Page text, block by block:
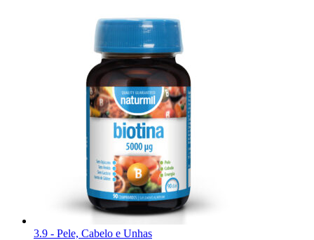
3.9 - Pele, Cabelo e Unhas